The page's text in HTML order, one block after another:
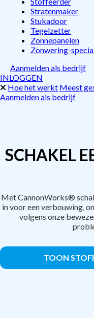
Stratenmaker
Stukadoor
Tegelzetter
Zonnepanelen
Zonwering-
Aanmelden als bedrijf
INLOGGEN
Hoe het werkt Meest
Aanmelden als bedrijf
SCHAKEL
Met CannonWorks®
in voor een verbouwing,
volgens onze
TOON